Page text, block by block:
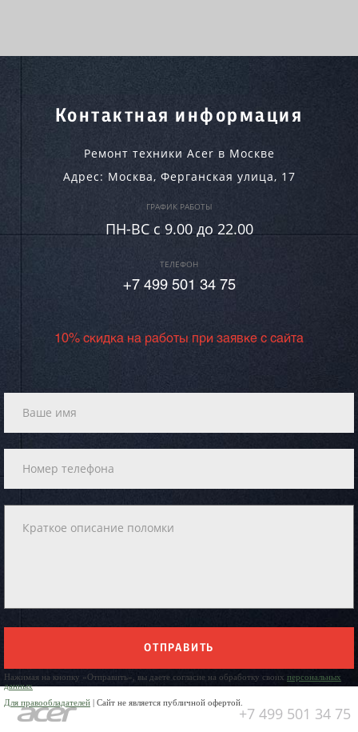
Контактная информация
Ремонт техники Acer в Москве
Адрес: Москва, Ферганская улица, 17
ГРАФИК РАБОТЫ
ПН-ВC c 9.00 до 22.00
ТЕЛЕФОН
+7 499 501 34 75
10% скидка на работы при заявке с сайта
ОТПРАВИТЬ
Нажимая на кнопку «Отправить», вы даете согласие на обработку своих персональных
данных
Для правообладателей | Сайт не является публичной офертой.
+7 499 501 34 75